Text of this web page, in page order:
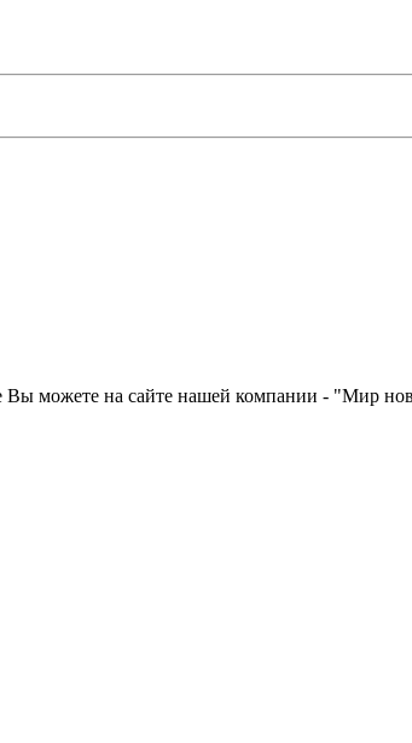
можете на сайте нашей компании - "Мир